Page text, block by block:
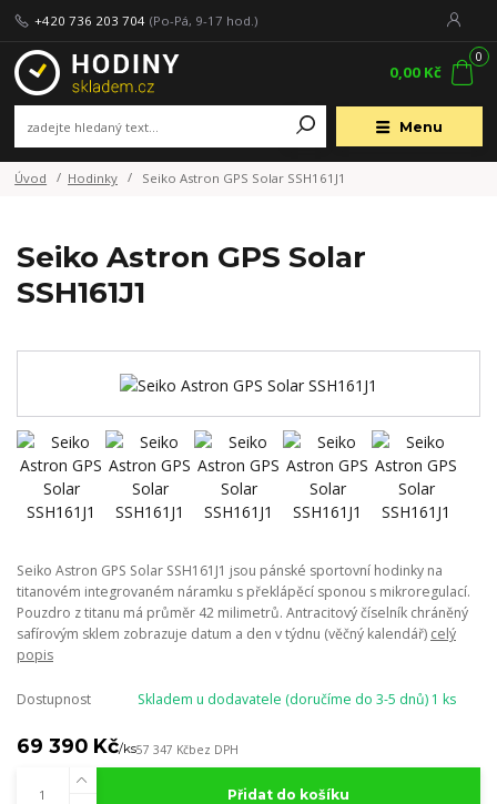
Menu
+420 736 203 704 (Po-Pá, 9-17 hod.)
0
0,00 Kč
Úvod Hodinky Seiko Astron GPS Solar SSH161J1
Seiko Astron GPS Solar
SSH161J1
Seiko Astron GPS Solar SSH161J1 jsou pánské sportovní hodinky na
titanovém integrovaném náramku s překlápěcí sponou s mikroregulací.
Pouzdro z titanu má průměr 42 milimetrů. Antracitový číselník chráněný
safírovým sklem zobrazuje datum a den v týdnu (věčný kalendář) celý
popis
Dostupnost Skladem u dodavatele (doručíme do 3-5 dnů) 1 ks
69 390 Kč/ks57 347 Kčbez DPH
Přidat do košíku